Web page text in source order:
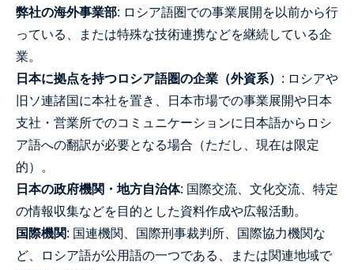
弊社の海外事業部: ロシア語圏での事業展開を以前から行
っている、または特殊な技術連携などを継続している企
業。
日本に拠点を持つロシア語圏の企業（外資系） : ロシアや
旧ソ連諸国に本社を置き、日本市場での事業展開や日本
支社・営業所でのコミュニケーションに日本語からロシ
ア語への翻訳が必要となる場合（ただし、現在は限定
的）。
日本の政府機関・地方自治体: 国際交流、文化交流、特定
の情報収集などを目的とした資料作成や広報活動。
国際機関: 国連機関、国際刑事裁判所、国際協力機関な
ど、ロシア語が公用語の一つである、または関連地域で